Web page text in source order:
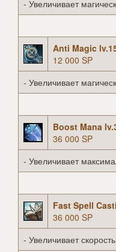
- Увеличивает
Anti Magic
12 000 SP
- Увеличивает
Boost Mana
36 000 SP
- Увеличивает
Fast Spell
36 000 SP
- Увеличивает